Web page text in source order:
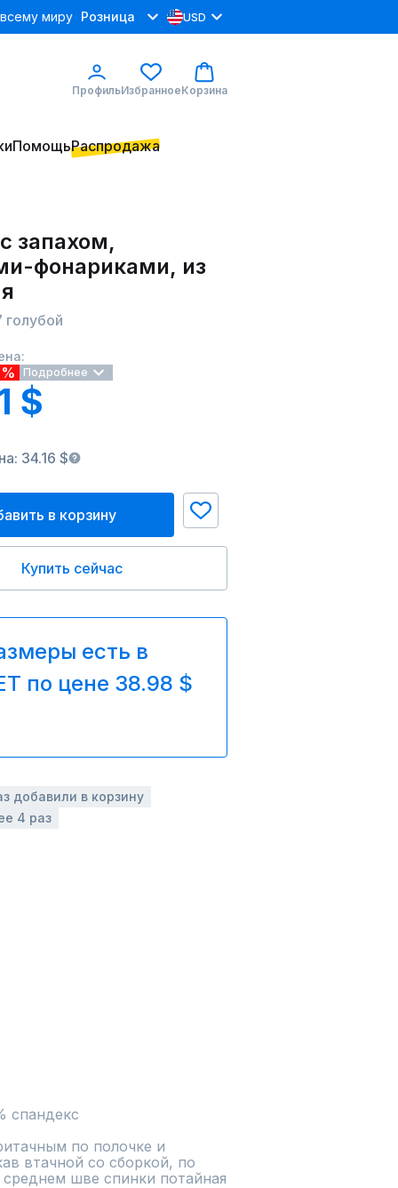
миру Розница USD
ПрофильИзбранноеКорзина
ПомощьРаспродажа
запахом,
фонариками, из
голубой
Подробнее
$
34.16 $
в корзину
Купить сейчас
есть в
по цене 38.98 $
добавили в корзину
4 раз
спандекс
по полочке и
втачной со сборкой, по
среднем шве спинки потайная